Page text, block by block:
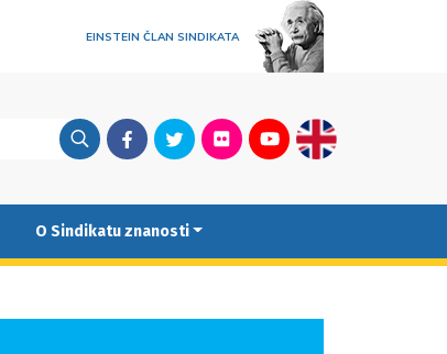
EINSTEIN ČLAN SINDIKATA
FacebookTwitterFlickrYoutubeEnglish
O Sindikatu znanosti